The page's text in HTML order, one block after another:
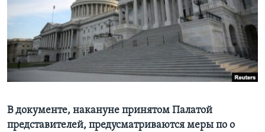
Learning English
СОЦИАЛЬНЫЕ СЕТИ
Языки
В документе, накануне принятом Палатой
представителей, предусматриваются меры по о